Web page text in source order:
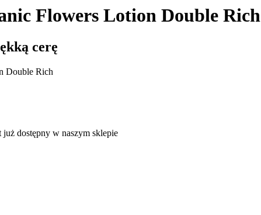
Flowers Lotion Double Rich
cerę
Double Rich
już dostępny w naszym sklepie